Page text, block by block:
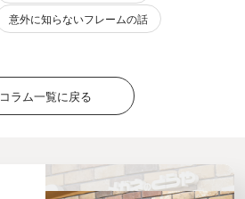
意外に知らないフレームの話
コラム一覧に戻る